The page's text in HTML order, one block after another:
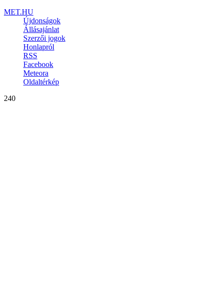
MET.HU
Újdonságok
Állásajánlat
Szerzői jogok
Honlapról
RSS
Facebook
Meteora
Oldaltérkép
240